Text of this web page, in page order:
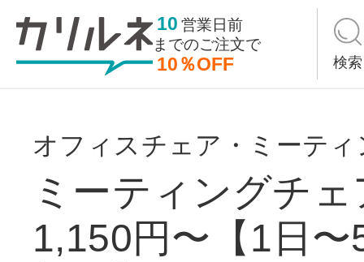
10 営業日前
までのご注文で
10％OFF 検索
オフィスチェア・ミーテ
ミーティングチ
1,150円〜【1日